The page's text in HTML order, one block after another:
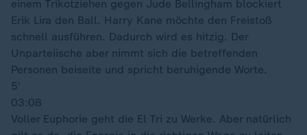
einem Trikotziehen gegen Jude Bellingham blockiert
Erik Lira den Ball. Harry Kane möchte den Freistoß
schnell ausführen. Dadurch wird es hitzig. Der
Unparteiische aber nimmt sich die betreffenden
Personen beiseite und spricht beruhigende Worte.
5′
03:08
Voller Euphorie geht die El Tri zu Werke. Aber natürlich